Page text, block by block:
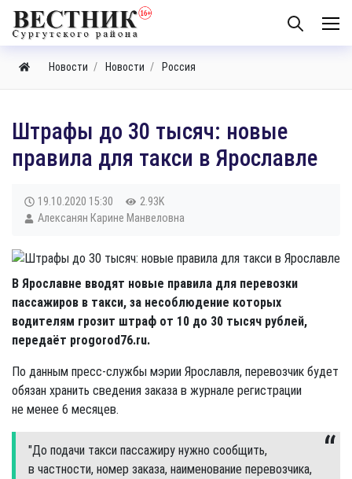
Новости Новости Россия
​Штрафы до 30 тысяч: новые
правила для такси в Ярославле
19.10.2020 15:30
2.93K
Алексанян Карине Манвеловна
В Ярославне вводят новые правила для перевозки
пассажиров в такси, за несоблюдение которых
водителям грозит штраф от 10 до 30 тысяч рублей,
передаёт progorod76.ru.
По данным пресс-службы мэрии Ярославля, перевозчик будет
обязан хранить сведения заказа в журнале регистрации
не менее 6 месяцев.
"До подачи такси пассажиру нужно сообщить,
в частности, номер заказа, наименование перевозчика,